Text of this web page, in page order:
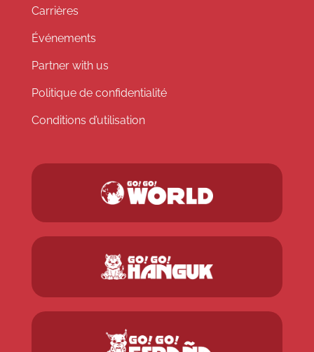
Carrières
Événements
Partner with us
Politique de confidentialité
Conditions d’utilisation